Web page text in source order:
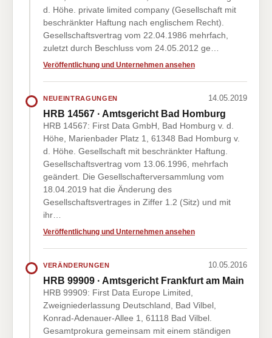
d. Höhe. private limited company (Gesellschaft mit
beschränkter Haftung nach englischem Recht).
Gesellschaftsvertrag vom 22.04.1986 mehrfach,
zuletzt durch Beschluss vom 24.05.2012 ge…
Veröffentlichung und Unternehmen ansehen
NEUEINTRAGUNGEN 14.05.2019
HRB 14567 · Amtsgericht Bad Homburg
HRB 14567: First Data GmbH, Bad Homburg v. d.
Höhe, Marienbader Platz 1, 61348 Bad Homburg v.
d. Höhe. Gesellschaft mit beschränkter Haftung.
Gesellschaftsvertrag vom 13.06.1996, mehrfach
geändert. Die Gesellschafterversammlung vom
18.04.2019 hat die Änderung des
Gesellschaftsvertrages in Ziffer 1.2 (Sitz) und mit
ihr…
Veröffentlichung und Unternehmen ansehen
VERÄNDERUNGEN 10.05.2016
HRB 99909 · Amtsgericht Frankfurt am Main
HRB 99909: First Data Europe Limited,
Zweigniederlassung Deutschland, Bad Vilbel,
Konrad-Adenauer-Allee 1, 61118 Bad Vilbel.
Gesamtprokura gemeinsam mit einem ständigen